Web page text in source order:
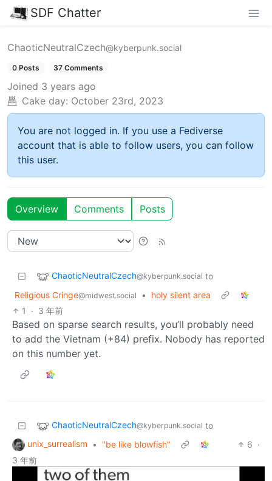
SDF Chatter
ChaoticNeutralCzech@kyberpunk.social
0 Posts 37 Comments
Joined 3 years ago
Cake day: October 23rd, 2023
You are not logged in. If you use a Fediverse
account that is able to follow users, you can follow
this user.
Overview Comments Posts
ChaoticNeutralCzech@kyberpunk.social to
Religious Cringe@midwest.social •
holy silent area
1
· 3 年前
Based on sparse search results, you’ll probably need
to add the Vietnam (+84) prefix. Nobody has reported
on this number yet.
ChaoticNeutralCzech@kyberpunk.social to
unix_surrealism
• "be like blowfish" 6 ·
3 年前